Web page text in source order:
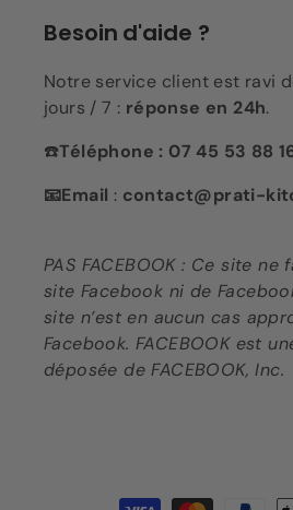
Besoin d'aide ?
Notre service client est ravi
jours / 7 : réponse en 24h.
☎️Téléphone : 07 45 53 88
📧Email : contact@prati-
PAS FACEBOOK : Ce site
site Facebook ni de
site n’est en aucun cas
Facebook. FACEBOOK est
déposée de FACEBOOK, Inc.